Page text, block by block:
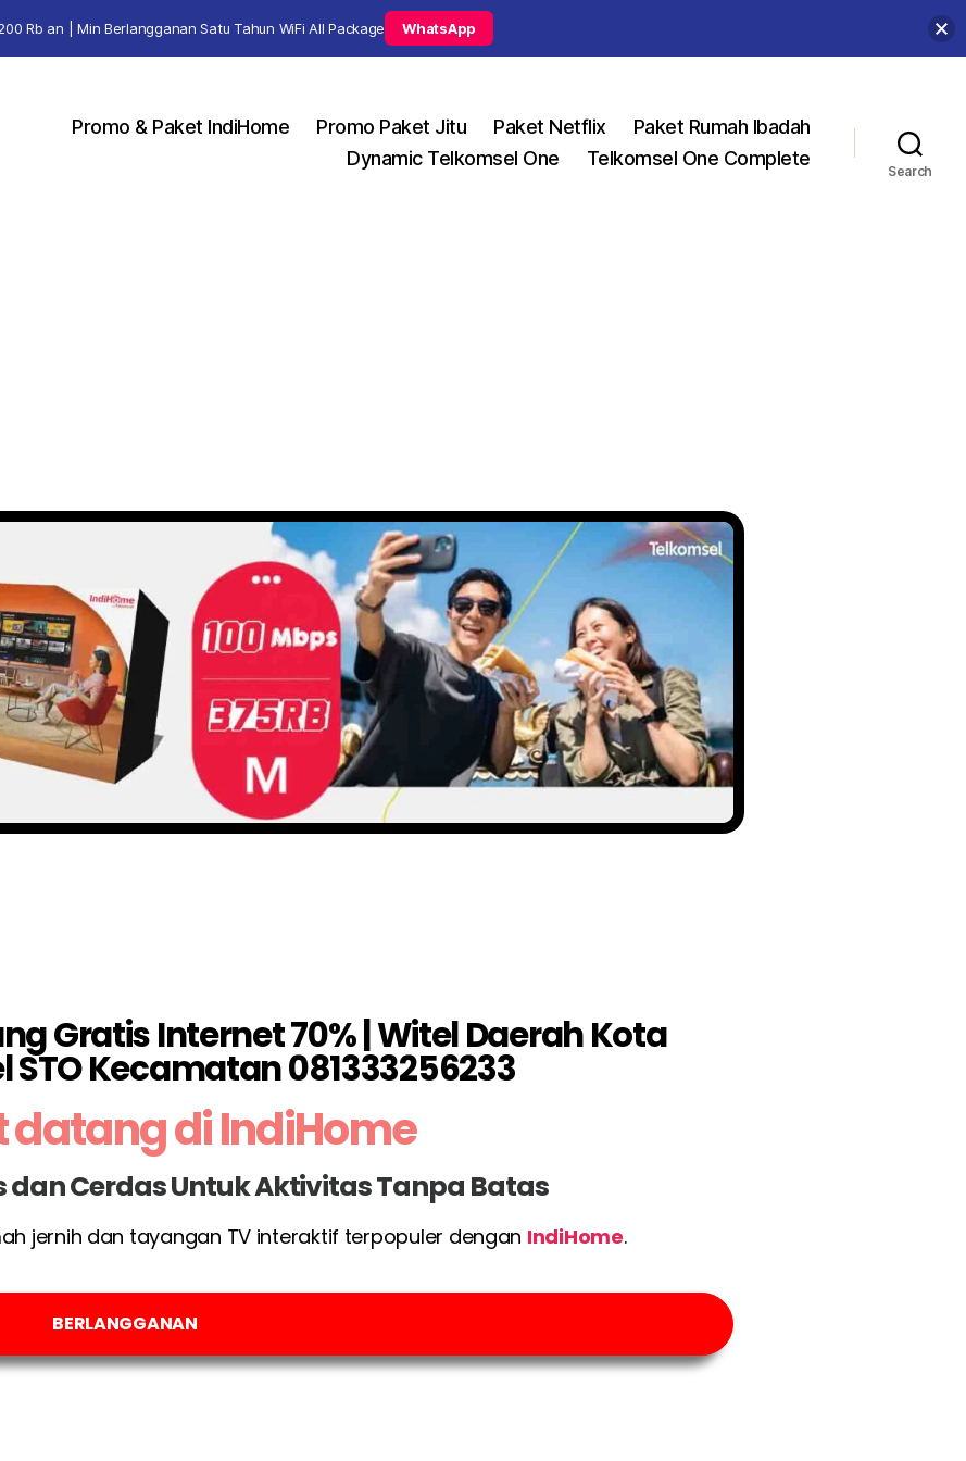
Promo & Paket IndiHome Promo Paket Jitu Paket Netflix
Paket Rumah Ibadah
Dynamic Telkomsel One
Telkomsel One Complete
Search
Gratis Internet 70% | Witel Daerah Kota
Kecamatan 081333256233
datang di IndiHome
dan Cerdas Untuk Aktivitas Tanpa Batas
jernih dan tayangan TV interaktif terpopuler dengan IndiHome.
BERLANGGANAN
Rb an | Min Berlangganan Satu Tahun WiFi All Package WhatsApp